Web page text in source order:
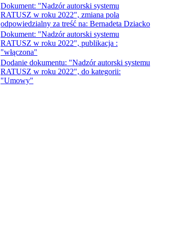
Dokument: "Nadzór autorski systemu
RATUSZ w roku 2022", zmiana pola
odpowiedzialny za treść na: Bernadeta Dziacko
Dokument: "Nadzór autorski systemu
RATUSZ w roku 2022", publikacja :
"włączona"
Dodanie dokumentu: "Nadzór autorski systemu
RATUSZ w roku 2022", do kategorii:
"Umowy"